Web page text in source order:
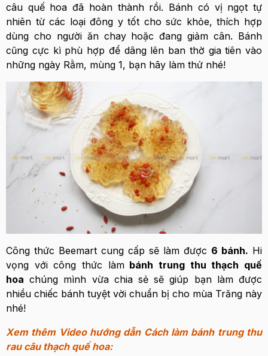
câu quế hoa đã hoàn thành rồi. Bánh có vị ngọt tự
nhiên từ các loại đông y tốt cho sức khỏe, thích hợp
dùng cho người ăn chay hoặc đang giảm cân. Bánh
cũng cực kì phù hợp để dâng lên ban thờ gia tiên vào
những ngày Rằm, mùng 1, bạn hãy làm thử nhé!
Công thức Beemart cung cấp sẽ làm được 6 bánh. Hi
vọng với công thức làmbánh trung thu thạch quế
hoa chúng mình vừa chia sẻ sẽ giúp bạn làm được
nhiều chiếc bánh tuyệt vời chuẩn bị cho mùa Trăng này
nhé!
Xem thêm Video hướng dẫn Cách làm bánh trung thu
rau câu thạch quế hoa: